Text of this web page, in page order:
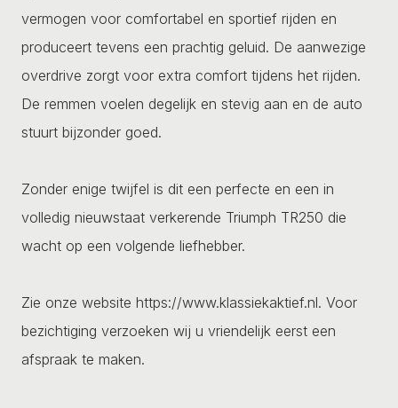
vermogen voor comfortabel en sportief rijden en
produceert tevens een prachtig geluid. De aanwezige
overdrive zorgt voor extra comfort tijdens het rijden.
De remmen voelen degelijk en stevig aan en de auto
stuurt bijzonder goed.
Zonder enige twijfel is dit een perfecte en een in
volledig nieuwstaat verkerende Triumph TR250 die
wacht op een volgende liefhebber.
Zie onze website https://www.klassiekaktief.nl. Voor
bezichtiging verzoeken wij u vriendelijk eerst een
afspraak te maken.